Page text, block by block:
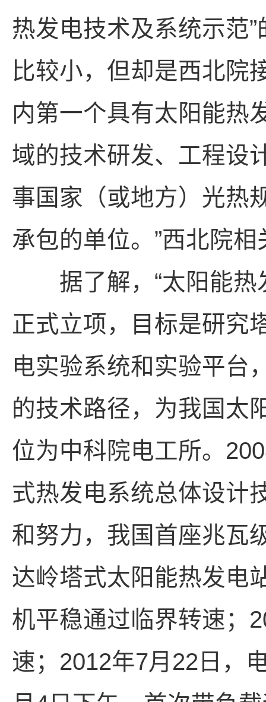
热发电技术及系统示范
比较小，但却是西北院
内第一个具有太阳能热
域的技术研发、工程设
事国家（或地方）光热
承包的单位。”西北院
据了解，“太阳能热
正式立项，目标是研究
电实验系统和实验平台
的技术路径，为我国太
位为中科院电工所。
式热发电系统总体设计
和努力，我国首座兆
达岭塔式太阳能热发电
机平稳通过临界转速；
速；2012年7月22日，